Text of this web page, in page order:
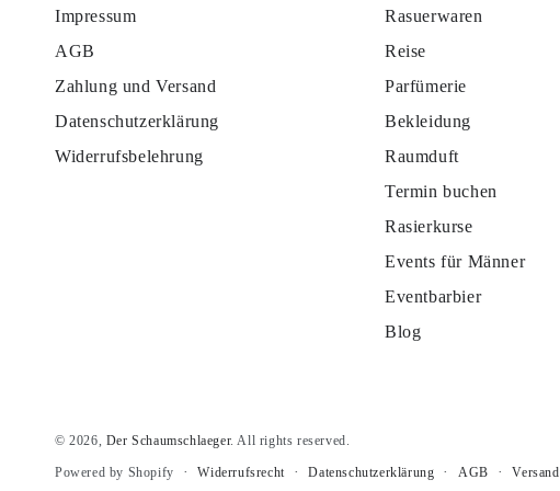
Impressum
AGB
Zahlung und Versand
Datenschutzerklärung
Widerrufsbelehrung
Rasuerwaren
Reise
Parfümerie
Bekleidung
Raumduft
Termin buchen
Rasierkurse
Events für Männer
Eventbarbier
Blog
© 2026, Der Schaumschlaeger. All rights reserved.
Powered by Shopify Widerrufsrecht Datenschutzerklärung AGB Versand